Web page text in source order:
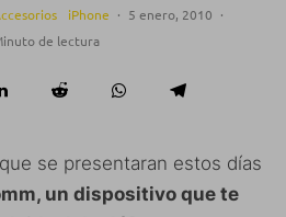
iPhone · 5 enero, 2010 ·
de lectura
se presentaran estos días
un dispositivo que te